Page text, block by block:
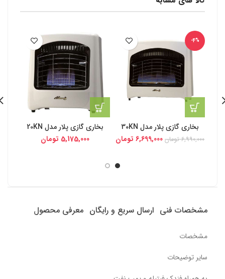
-4%
بخاری گازی پلار مدل 30KN
6,990,000 تومان 6,699,000 تومان
بخاری گازی پلار مدل 20KN
5,175,000 تومان
مشخصات فنی ارسال سریع و رایگان معرفی محصول
مشخصات
سایر توضیحات